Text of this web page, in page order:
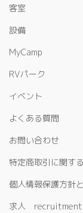
客室
設備
MyCamp
RVパーク
イベント
よくある質問
お問い合わせ
特定商取引に関す
個人情報保護方針
求人 recruitment